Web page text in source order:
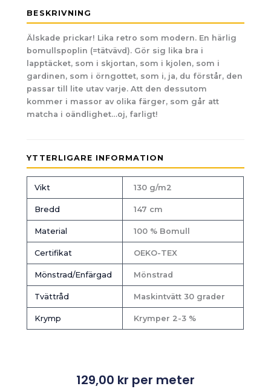
BESKRIVNING
Älskade prickar! Lika retro som modern. En härlig
bomullspoplin (=tätvävd). Gör sig lika bra i
lapptäcket, som i skjortan, som i kjolen, som i
gardinen, som i örngottet, som i, ja, du förstår, den
passar till lite utav varje. Att den dessutom
kommer i massor av olika färger, som går att
matcha i oändlighet…oj, farligt!
YTTERLIGARE INFORMATION
Vikt 130 g/m2
Bredd 147 cm
Material 100 % Bomull
Certifikat OEKO-TEX
Mönstrad/Enfärgad Mönstrad
Tvättråd Maskintvätt 30 grader
Krymp Krymper 2-3 %
129,00 kr per meter